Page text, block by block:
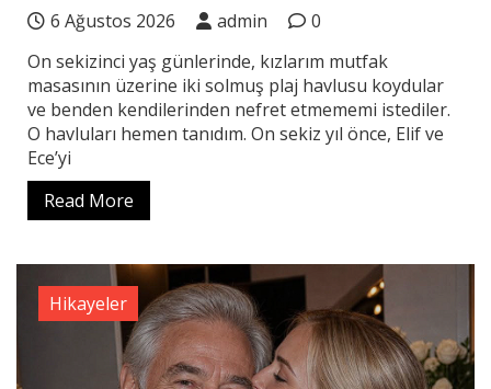
6 Ağustos 2026 admin
0
On sekizinci yaş günlerinde, kızlarım mutfak
masasının üzerine iki solmuş plaj havlusu koydular
ve benden kendilerinden nefret etmememi istediler.
O havluları hemen tanıdım. On sekiz yıl önce, Elif ve
Ece’yi
Read More
Hikayeler